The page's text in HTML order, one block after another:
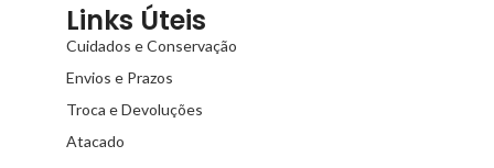
Links Úteis
Cuidados e Conservação
Envios e Prazos
Troca e Devoluções
Atacado